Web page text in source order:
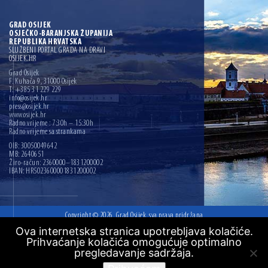
GRAD OSIJEK
OSJEČKO-BARANJSKA ŽUPANIJA
REPUBLIKA HRVATSKA
SLUŽBENI PORTAL GRADA NA DRAVI
OSIJEK.HR
Grad Osijek
F. Kuhača 9, 31000 Osijek
T: +385 31 229 229
info@osijek.hr
press@osijek.hr
www.osijek.hr
Radno vrijeme : 7:30h – 15:30h
Radno vrijeme sa strankama
OIB: 30050049642
MB: 2640651
Žiro-račun: 2360000–1831200002
IBAN: HR5023600001831200002
Copyright © 2026. Grad Osijek, sva prava pridržana
Digitalna pristupačnost
Mapa web mjesta
Ova internetska stranica upotrebljava kolačiće.
Prihvaćanje kolačića omogućuje optimalno
pregledavanje sadržaja.